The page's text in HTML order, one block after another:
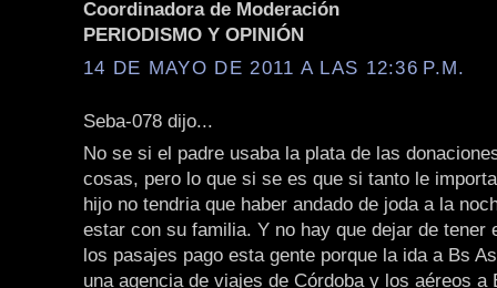
Coordinadora de Moderación
PERIODISMO Y OPINIÓN
14 DE MAYO DE 2011 A LAS 12:36 P.M.
Seba-078 dijo...
No se si el padre usaba la plata de las
cosas, pero lo que si se es que si tanto le
hijo no tendria que haber andado de joda a la
estar con su familia. Y no hay que dejar de tener
los pasajes pago esta gente porque la ida a Bs
una agencia de viajes de Córdoba y los aéreos a